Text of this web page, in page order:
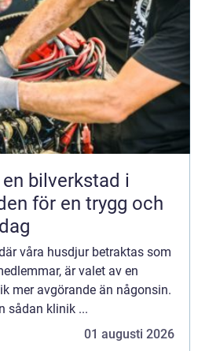
bilverkstad i
för en trygg och
våra husdjur betraktas som
är valet av en
mer avgörande än någonsin.
sådan klinik ...
01 augusti 2026